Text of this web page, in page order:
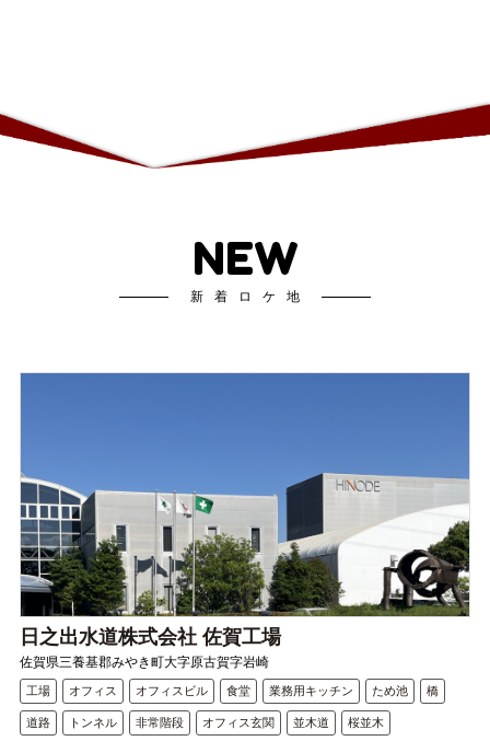
NEW
新着ロケ地
日之出水道株式会社 佐賀工場
佐賀県三養基郡みやき町大字原古賀字岩崎
工場 オフィス オフィスビル 食堂 業務用キッチン ため池 橋
道路 トンネル 非常階段 オフィス玄関 並木道 桜並木